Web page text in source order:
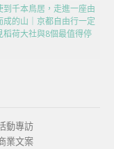
到千本鳥居，走進一座由
成的山｜京都自由行一定
稻荷大社與8個最值得停
動專訪
業文案